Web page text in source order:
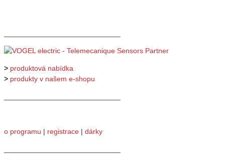
> produktová nabídka
> produkty v našem e-shopu
o programu | registrace | dárky